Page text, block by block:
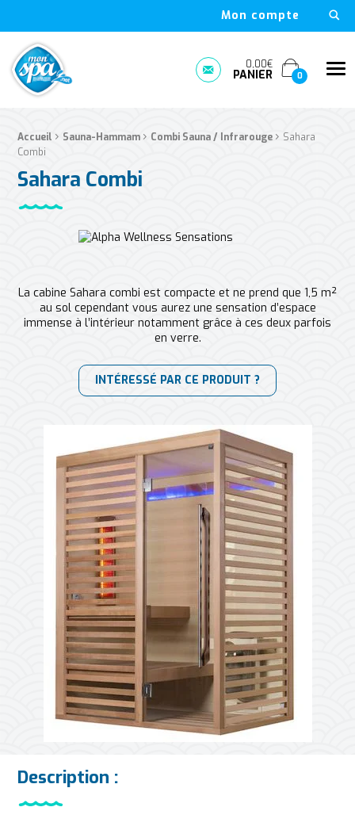
Mon compte
Mon Spa Spa sur-mesure, nage, bulle et boutique en ligne à
Prendre rendez-vous
0,00€
PANIER 0
Fil d'Ariane :
Accueil › Sauna-Hammam › Combi Sauna / Infrarouge › Sahara
Combi
Sahara Combi
La cabine Sahara combi est compacte et ne prend que 1,5 m²
au sol cependant vous aurez une sensation d’espace
immense à l’intérieur notamment grâce à ces deux parfois
en verre.
INTÉRESSÉ PAR CE PRODUIT ?
Description :